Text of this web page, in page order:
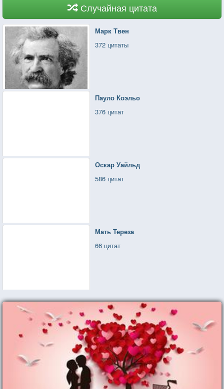
Случайная цитата
Марк Твен
372 цитаты
Пауло Коэльо
376 цитат
Оскар Уайльд
586 цитат
Мать Тереза
66 цитат